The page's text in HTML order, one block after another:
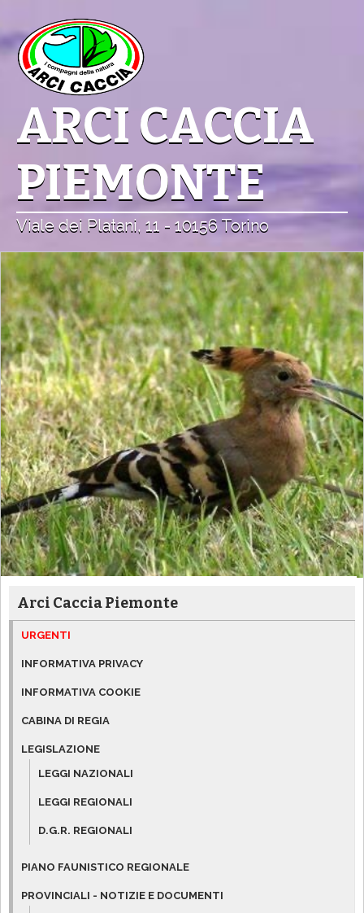
ARCI CACCIA
PIEMONTE
Viale dei Platani, 11 - 10156 Torino
Arci Caccia Piemonte
URGENTI
INFORMATIVA PRIVACY
INFORMATIVA COOKIE
CABINA DI REGIA
LEGISLAZIONE
LEGGI NAZIONALI
LEGGI REGIONALI
D.G.R. REGIONALI
PIANO FAUNISTICO REGIONALE
PROVINCIALI - NOTIZIE E DOCUMENTI